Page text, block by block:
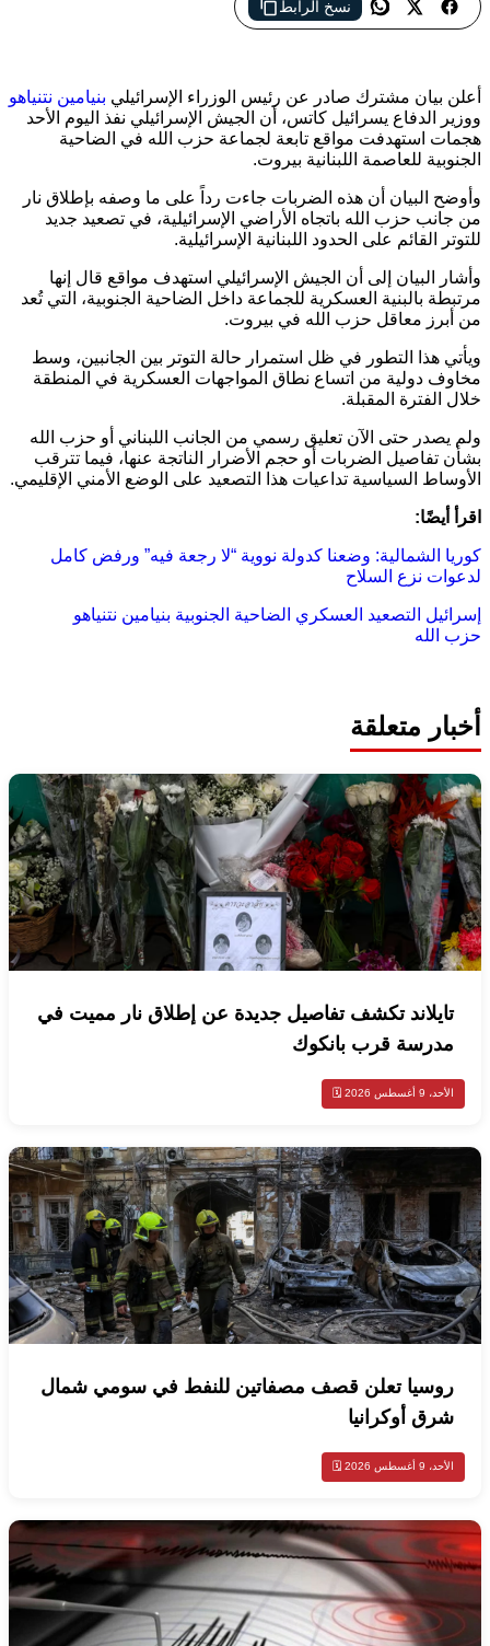
نسخ الرابط
إسرائيل تعلن تنفيذ ضربات على أهداف تابعة لحزب الله في الضاحية
أعلن بيان مشترك صادر عن رئيس الوزراء الإسرائيلي بنيامين نتنياهو
ووزير الدفاع يسرائيل كاتس، أن الجيش الإسرائيلي نفذ اليوم الأحد
هجمات استهدفت مواقع تابعة لجماعة حزب الله في الضاحية
الجنوبية للعاصمة اللبنانية بيروت.
وأوضح البيان أن هذه الضربات جاءت رداً على ما وصفه بإطلاق نار
من جانب حزب الله باتجاه الأراضي الإسرائيلية، في تصعيد جديد
للتوتر القائم على الحدود اللبنانية الإسرائيلية.
وأشار البيان إلى أن الجيش الإسرائيلي استهدف مواقع قال إنها
مرتبطة بالبنية العسكرية للجماعة داخل الضاحية الجنوبية، التي تُعد
من أبرز معاقل حزب الله في بيروت.
ويأتي هذا التطور في ظل استمرار حالة التوتر بين الجانبين، وسط
مخاوف دولية من اتساع نطاق المواجهات العسكرية في المنطقة
خلال الفترة المقبلة.
ولم يصدر حتى الآن تعليق رسمي من الجانب اللبناني أو حزب الله
بشأن تفاصيل الضربات أو حجم الأضرار الناتجة عنها، فيما تترقب
الأوساط السياسية تداعيات هذا التصعيد على الوضع الأمني الإقليمي.
اقرأ أيضًا:
كوريا الشمالية: وضعنا كدولة نووية “لا رجعة فيه” ورفض كامل
لدعوات نزع السلاح
إسرائيل التصعيد العسكري الضاحية الجنوبية بنيامين نتنياهو
حزب الله
أخبار متعلقة
تايلاند تكشف تفاصيل جديدة عن إطلاق نار مميت في
مدرسة قرب بانكوك
الأحد، 9 أغسطس 2026 🗓️
روسيا تعلن قصف مصفاتين للنفط في سومي شمال
شرق أوكرانيا
الأحد، 9 أغسطس 2026 🗓️